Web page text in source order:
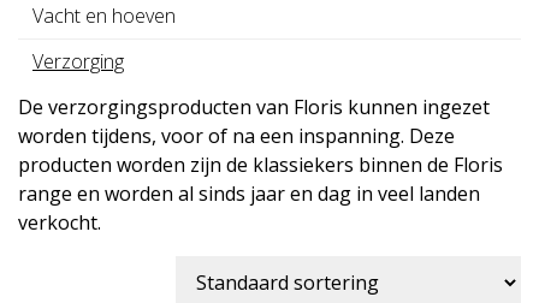
Vacht en hoeven
Verzorging
De verzorgingsproducten van Floris kunnen ingezet
worden tijdens, voor of na een inspanning. Deze
producten worden zijn de klassiekers binnen de Floris
range en worden al sinds jaar en dag in veel landen
verkocht.